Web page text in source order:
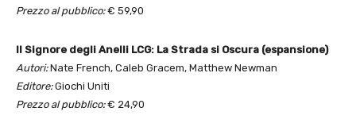
Prezzo al pubblico:€ 59,90
Il Signore degli Anelli LCG: La Strada si Oscura (espansione)
Autori:Nate French, Caleb Gracem, Matthew Newman
Editore:Giochi Uniti
Prezzo al pubblico:€ 24,90